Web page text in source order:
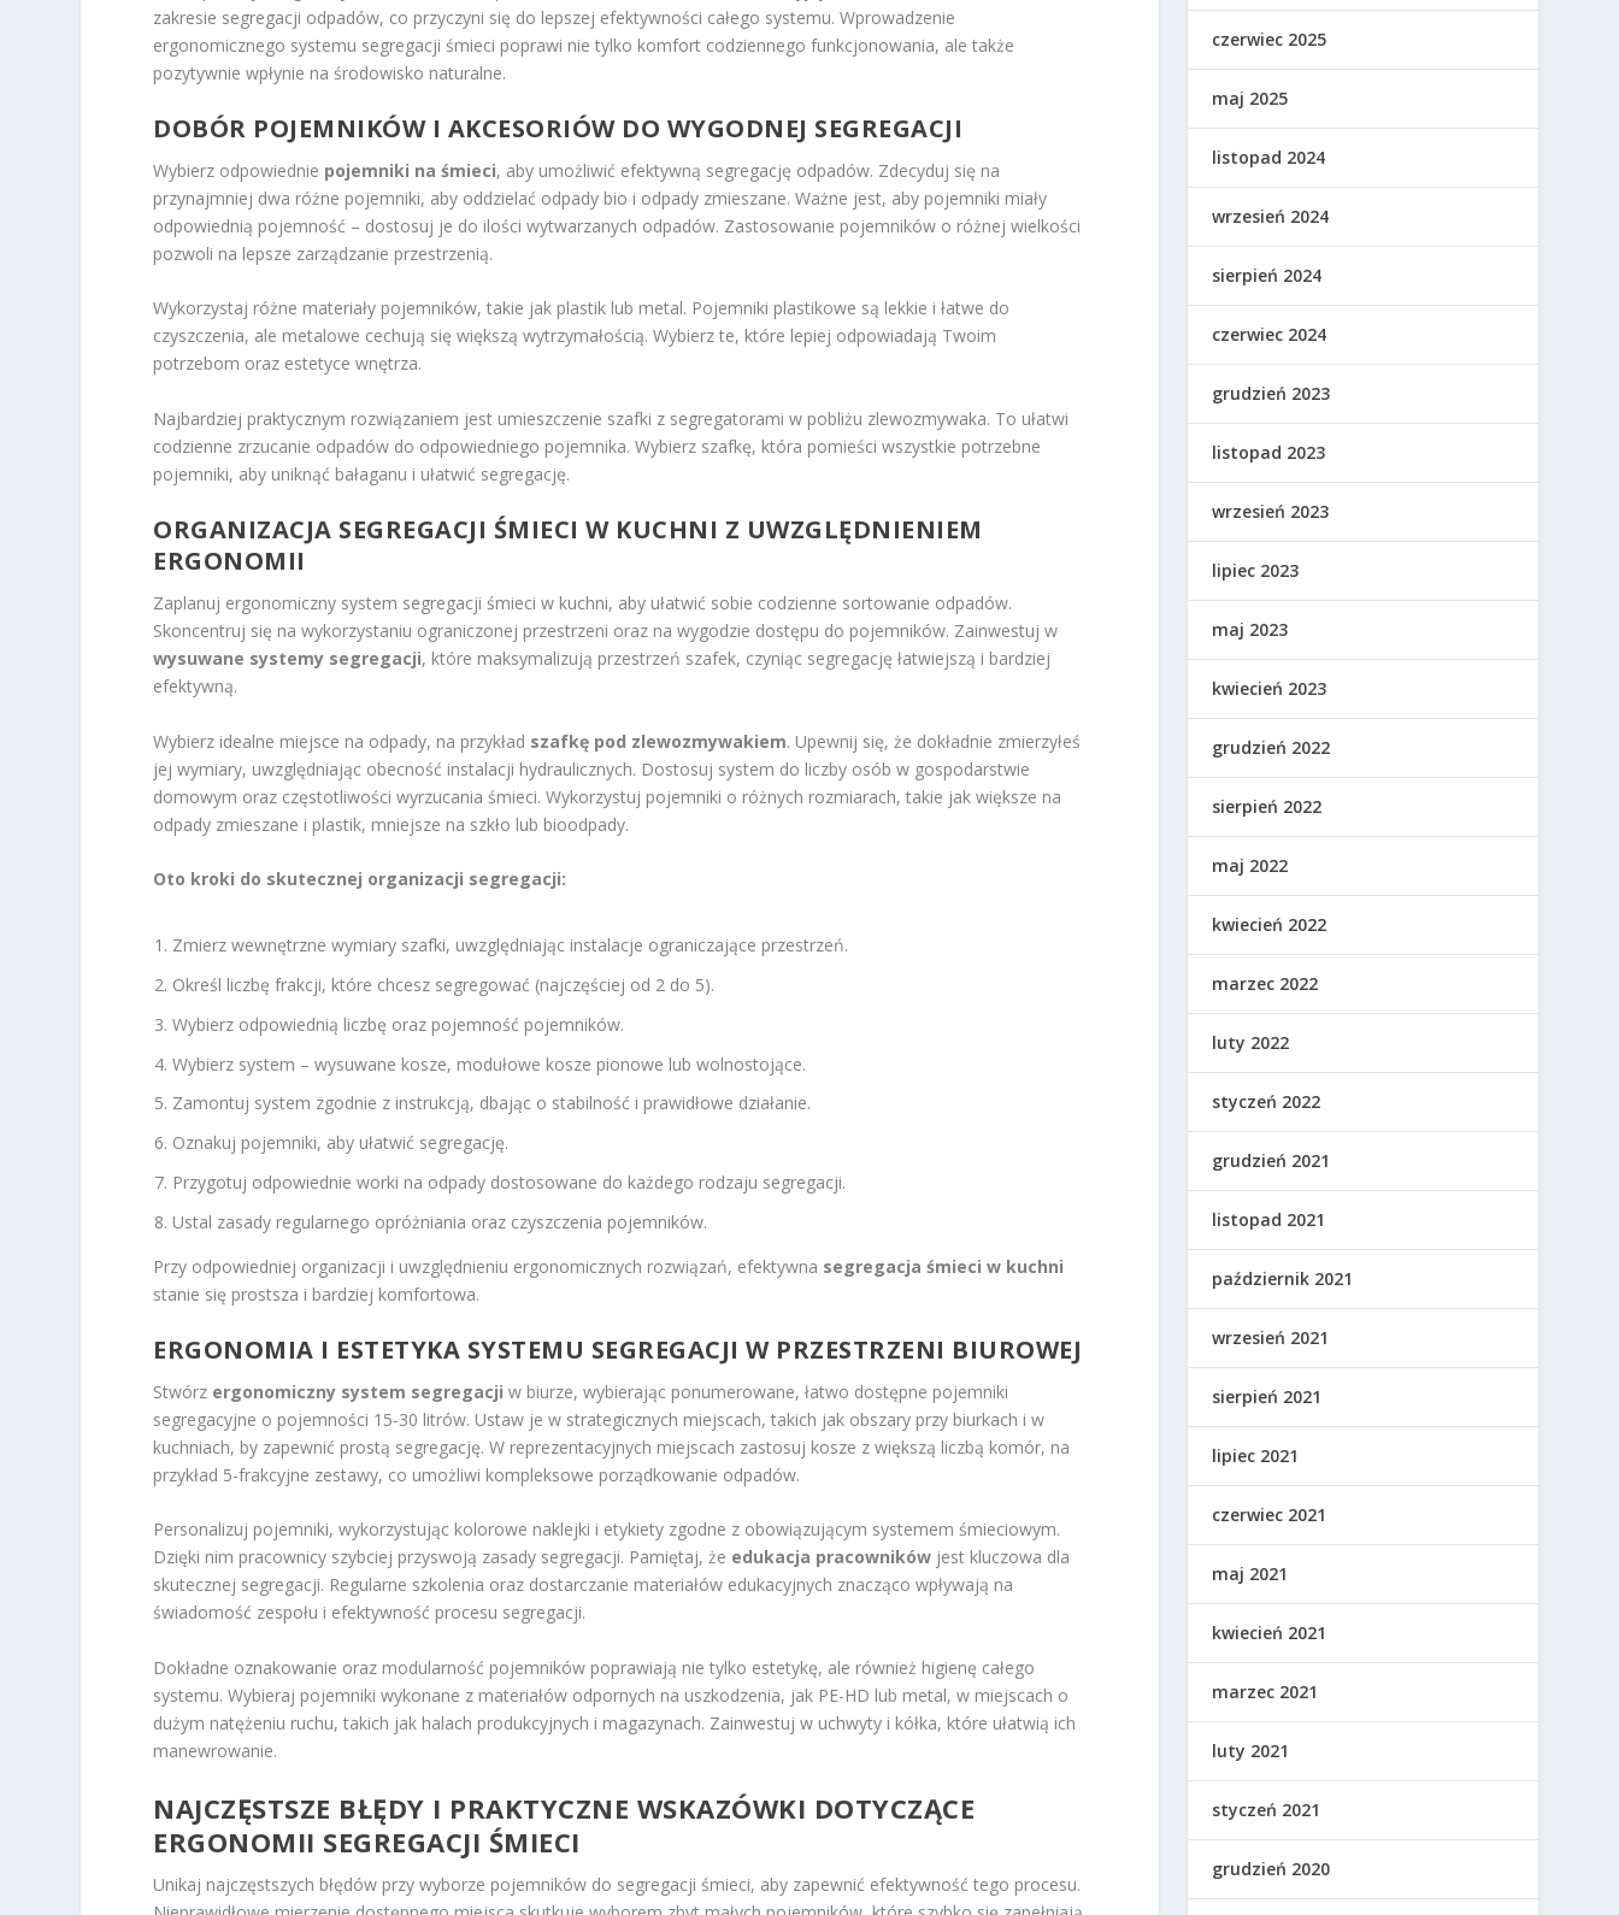
zakresie segregacji odpadów, co przyczyni się do lepszej efektywności całego systemu. Wprowadzenie
ergonomicznego systemu segregacji śmieci poprawi nie tylko komfort codziennego funkcjonowania, ale także
pozytywnie wpłynie na środowisko naturalne.
DOBÓR POJEMNIKÓW I AKCESORIÓW DO WYGODNEJ SEGREGACJI
Wybierz odpowiednie pojemniki na śmieci, aby umożliwić efektywną segregację odpadów. Zdecyduj się na
przynajmniej dwa różne pojemniki, aby oddzielać odpady bio i odpady zmieszane. Ważne jest, aby pojemniki miały
odpowiednią pojemność – dostosuj je do ilości wytwarzanych odpadów. Zastosowanie pojemników o różnej wielkości
pozwoli na lepsze zarządzanie przestrzenią.
Wykorzystaj różne materiały pojemników, takie jak plastik lub metal. Pojemniki plastikowe są lekkie i łatwe do
czyszczenia, ale metalowe cechują się większą wytrzymałością. Wybierz te, które lepiej odpowiadają Twoim
potrzebom oraz estetyce wnętrza.
Najbardziej praktycznym rozwiązaniem jest umieszczenie szafki z segregatorami w pobliżu zlewozmywaka. To ułatwi
codzienne zrzucanie odpadów do odpowiedniego pojemnika. Wybierz szafkę, która pomieści wszystkie potrzebne
pojemniki, aby uniknąć bałaganu i ułatwić segregację.
ORGANIZACJA SEGREGACJI ŚMIECI W KUCHNI Z UWZGLĘDNIENIEM
ERGONOMII
Zaplanuj ergonomiczny system segregacji śmieci w kuchni, aby ułatwić sobie codzienne sortowanie odpadów.
Skoncentruj się na wykorzystaniu ograniczonej przestrzeni oraz na wygodzie dostępu do pojemników. Zainwestuj w
wysuwane systemy segregacji, które maksymalizują przestrzeń szafek, czyniąc segregację łatwiejszą i bardziej
efektywną.
Wybierz idealne miejsce na odpady, na przykład szafkę pod zlewozmywakiem. Upewnij się, że dokładnie zmierzyłeś
jej wymiary, uwzględniając obecność instalacji hydraulicznych. Dostosuj system do liczby osób w gospodarstwie
domowym oraz częstotliwości wyrzucania śmieci. Wykorzystuj pojemniki o różnych rozmiarach, takie jak większe na
odpady zmieszane i plastik, mniejsze na szkło lub bioodpady.
Oto kroki do skutecznej organizacji segregacji:
Zmierz wewnętrzne wymiary szafki, uwzględniając instalacje ograniczające przestrzeń.
Określ liczbę frakcji, które chcesz segregować (najczęściej od 2 do 5).
Wybierz odpowiednią liczbę oraz pojemność pojemników.
Wybierz system – wysuwane kosze, modułowe kosze pionowe lub wolnostojące.
Zamontuj system zgodnie z instrukcją, dbając o stabilność i prawidłowe działanie.
Oznakuj pojemniki, aby ułatwić segregację.
Przygotuj odpowiednie worki na odpady dostosowane do każdego rodzaju segregacji.
Ustal zasady regularnego opróżniania oraz czyszczenia pojemników.
Przy odpowiedniej organizacji i uwzględnieniu ergonomicznych rozwiązań, efektywna segregacja śmieci w kuchni
stanie się prostsza i bardziej komfortowa.
ERGONOMIA I ESTETYKA SYSTEMU SEGREGACJI W PRZESTRZENI BIUROWEJ
Stwórz ergonomiczny system segregacji w biurze, wybierając ponumerowane, łatwo dostępne pojemniki
segregacyjne o pojemności 15-30 litrów. Ustaw je w strategicznych miejscach, takich jak obszary przy biurkach i w
kuchniach, by zapewnić prostą segregację. W reprezentacyjnych miejscach zastosuj kosze z większą liczbą komór, na
przykład 5-frakcyjne zestawy, co umożliwi kompleksowe porządkowanie odpadów.
Personalizuj pojemniki, wykorzystując kolorowe naklejki i etykiety zgodne z obowiązującym systemem śmieciowym.
Dzięki nim pracownicy szybciej przyswoją zasady segregacji. Pamiętaj, że edukacja pracowników jest kluczowa dla
skutecznej segregacji. Regularne szkolenia oraz dostarczanie materiałów edukacyjnych znacząco wpływają na
świadomość zespołu i efektywność procesu segregacji.
Dokładne oznakowanie oraz modularność pojemników poprawiają nie tylko estetykę, ale również higienę całego
systemu. Wybieraj pojemniki wykonane z materiałów odpornych na uszkodzenia, jak PE-HD lub metal, w miejscach o
dużym natężeniu ruchu, takich jak halach produkcyjnych i magazynach. Zainwestuj w uchwyty i kółka, które ułatwią ich
manewrowanie.
NAJCZĘSTSZE BŁĘDY I PRAKTYCZNE WSKAZÓWKI DOTYCZĄCE
ERGONOMII SEGREGACJI ŚMIECI
Unikaj najczęstszych błędów przy wyborze pojemników do segregacji śmieci, aby zapewnić efektywność tego procesu.
czerwiec 2025
maj 2025
listopad 2024
wrzesień 2024
sierpień 2024
czerwiec 2024
grudzień 2023
listopad 2023
wrzesień 2023
lipiec 2023
maj 2023
kwiecień 2023
grudzień 2022
sierpień 2022
maj 2022
kwiecień 2022
marzec 2022
luty 2022
styczeń 2022
grudzień 2021
listopad 2021
październik 2021
wrzesień 2021
sierpień 2021
lipiec 2021
czerwiec 2021
maj 2021
kwiecień 2021
marzec 2021
luty 2021
styczeń 2021
grudzień 2020